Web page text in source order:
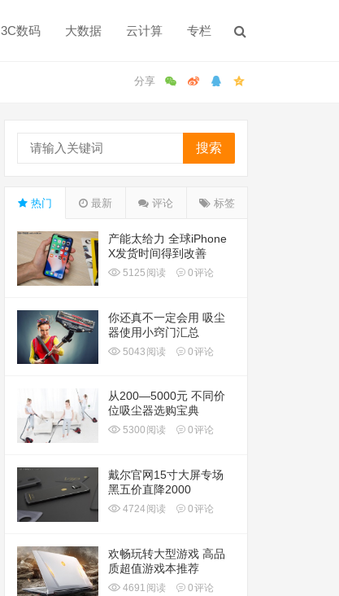
3C数码 大数据 云计算 专栏
搜索
热门 最新 评论 标签
产能太给力 全球iPhone
X发货时间得到改善
5125 阅读 0评论
你还真不一定会用 吸尘
器使用小窍门汇总
5043 阅读 0评论
从200—5000元 不同价
位吸尘器选购宝典
5300 阅读 0评论
戴尔官网15寸大屏专场
黑五价直降2000
4724 阅读 0评论
欢畅玩转大型游戏 高品
质超值游戏本推荐
4691 阅读 0评论